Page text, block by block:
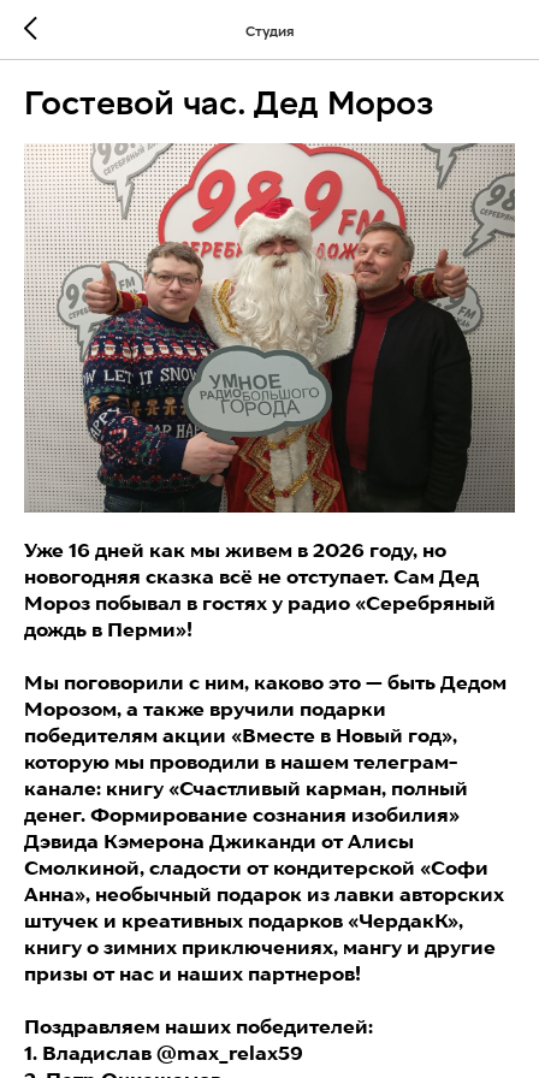
Студия
Гостевой час. Дед Мороз
Уже 16 дней как мы живем в 2026 году, но
новогодняя сказка всё не отступает. Сам Дед
Мороз побывал в гостях у радио «Серебряный
дождь в Перми»!
Мы поговорили с ним, каково это — быть Дедом
Морозом, а также вручили подарки
победителям акции «Вместе в Новый год»,
которую мы проводили в нашем телеграм-
канале: книгу «Счастливый карман, полный
денег. Формирование сознания изобилия»
Дэвида Кэмерона Джиканди от Алисы
Смолкиной, сладости от кондитерской «Софи
Анна», необычный подарок из лавки авторских
штучек и креативных подарков «ЧердакК»,
книгу о зимних приключениях, мангу и другие
призы от нас и наших партнеров!
Поздравляем наших победителей:
1. Владислав @max_relax59